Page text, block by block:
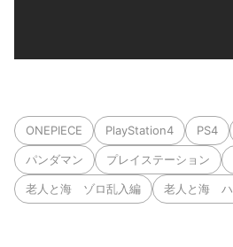
ONEPIECE PlayStation4 PS4
パンダマン プレイステーション
老人と海 ゾロ乱入編 老人と海 ハ